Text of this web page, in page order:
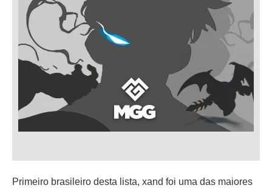
Primeiro brasileiro desta lista, xand foi uma das maiores